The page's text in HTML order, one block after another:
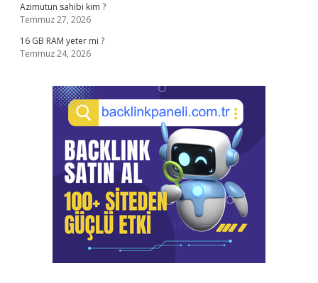
Azimutun sahibi kim ?
Temmuz 27, 2026
16 GB RAM yeter mi ?
Temmuz 24, 2026